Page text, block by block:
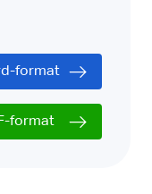
format
format